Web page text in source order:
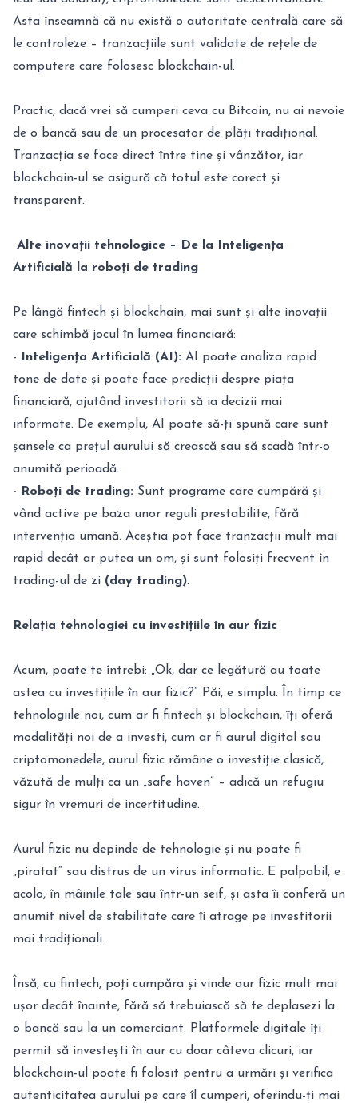
Asta înseamnă că nu există o autoritate centrală care să
le controleze – tranzacțiile sunt validate de rețele de
computere care folosesc blockchain-ul.
Practic, dacă vrei să cumperi ceva cu Bitcoin, nu ai nevoie
de o bancă sau de un procesator de plăți tradițional.
Tranzacția se face direct între tine și vânzător, iar
blockchain-ul se asigură că totul este corect și
transparent.
Alte inovații tehnologice – De la Inteligența
Artificială la roboți de trading
Pe lângă fintech și blockchain, mai sunt și alte inovații
care schimbă jocul în lumea financiară:
- Inteligența Artificială (AI): AI poate analiza rapid
tone de date și poate face predicții despre piața
financiară, ajutând investitorii să ia decizii mai
informate. De exemplu, AI poate să-ți spună care sunt
șansele ca prețul aurului să crească sau să scadă într-o
anumită perioadă.
- Roboți de trading: Sunt programe care cumpără și
vând active pe baza unor reguli prestabilite, fără
intervenția umană. Aceștia pot face tranzacții mult mai
rapid decât ar putea un om, și sunt folosiți frecvent în
trading-ul de zi (day trading).
Relația tehnologiei cu investițiile în aur fizic
Acum, poate te întrebi: „Ok, dar ce legătură au toate
astea cu investițiile în aur fizic?” Păi, e simplu. În timp ce
tehnologiile noi, cum ar fi fintech și blockchain, îți oferă
modalități noi de a investi, cum ar fi aurul digital sau
criptomonedele, aurul fizic rămâne o investiție clasică,
văzută de mulți ca un „safe haven” – adică un refugiu
sigur în vremuri de incertitudine.
Aurul fizic nu depinde de tehnologie și nu poate fi
„piratat” sau distrus de un virus informatic. E palpabil, e
acolo, în mâinile tale sau într-un seif, și asta îi conferă un
anumit nivel de stabilitate care îi atrage pe investitorii
mai tradiționali.
Însă, cu fintech, poți cumpăra și vinde aur fizic mult mai
ușor decât înainte, fără să trebuiască să te deplasezi la
o bancă sau la un comerciant. Platformele digitale îți
permit să investești în aur cu doar câteva clicuri, iar
blockchain-ul poate fi folosit pentru a urmări și verifica
autenticitatea aurului pe care îl cumperi, oferindu-ți mai